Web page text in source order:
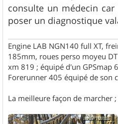
consulte un médecin
poser un diagnostique
Engine LAB NGN140 full XT,
185mm, roues perso moyeu
xm 819 ; équipé d'un GPSmap
Forerunner 405 équipé de son
La meilleure façon de marcher